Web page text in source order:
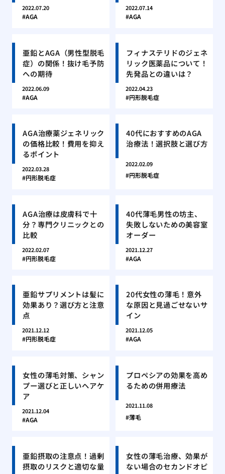
2022.07.20
AGA
2022.07.14
AGA
亜鉛とAGA（男性型脱毛
症）の関係！抜け毛予防
への期待
2022.06.09
AGA
フィナステリドのジェネ
リック医薬品について！
先発品との違いは？
2022.04.23
円形脱毛症
AGA治療薬ジェネリック
の価格比較！費用を抑え
るポイント
2022.03.28
円形脱毛症
40代におすすめのAGA
治療法！選択肢と選び方
2022.02.09
円形脱毛症
AGA治療は皮膚科で十
分？専門クリニックとの
比較
2022.02.07
円形脱毛症
40代薄毛男性の坊主、
失敗しないための美容室
オーダー
2021.12.27
AGA
亜鉛サプリメントは髪に
効果あり？選び方と注意
点
2021.12.12
円形脱毛症
20代女性の薄毛！意外
な原因と見過ごせないサ
イン
2021.12.05
AGA
女性の薄毛対策、シャン
プー選びと正しいヘアケ
ア
2021.12.04
AGA
プロペシアの効果を高め
るための併用療法
2021.11.08
薄毛
亜鉛摂取の注意点！過剰
摂取のリスクと適切な量
女性の薄毛治療、効果が
ない場合のセカンドオピ